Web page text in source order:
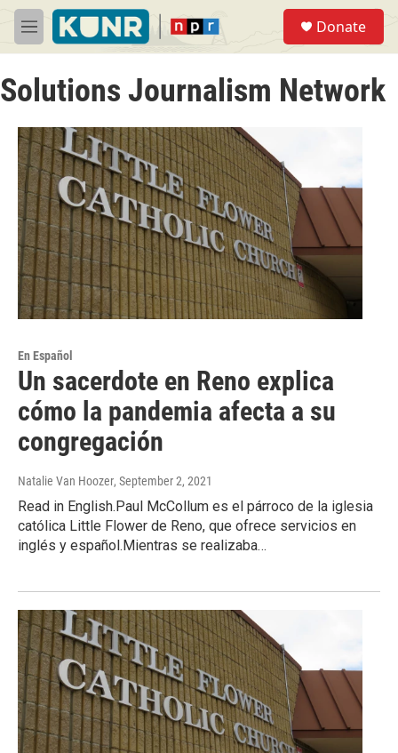
Skip to main content
M
e
u
Donate
Solutions Journalism Network
En Español
Un sacerdote en Reno explica
cómo la pandemia afecta a su
congregación
Natalie Van Hoozer, September 2, 2021
Read in English.Paul McCollum es el párroco de la iglesia
católica Little Flower de Reno, que ofrece servicios en
inglés y español.Mientras se realizaba…